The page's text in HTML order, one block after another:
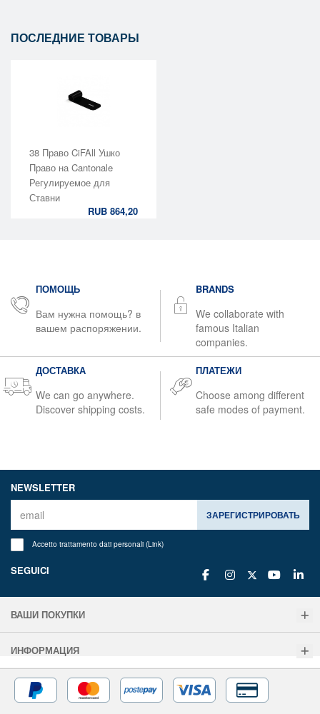
ПОСЛЕДНИЕ ТОВАРЫ
38 Право CiFAll Ушко
Право на Cantonale
Регулируемое для
Ставни
RUB 864,20
ПОМОЩЬ
Вам нужна помощь? в
вашем распоряжении.
BRANDS
We collaborate with
famous Italian
companies.
ДОСТАВКА
We can go anywhere.
Discover shipping costs.
ПЛАТЕЖИ
Choose among different
safe modes of payment.
NEWSLETTER
ЗАРЕГИСТРИРОВАТЬ
Accetto trattamento dati personali (Link)
SEGUICI
ВАШИ ПОКУПКИ
ИНФОРМАЦИЯ